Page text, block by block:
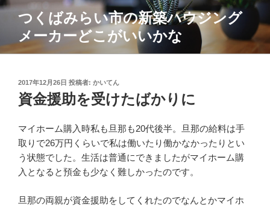
コ
つくばみらい市の新築ハウジング
メーカーどこがいいかな
投
稿
日:
2017年12月26日 投稿者: かいてん
資金援助を受けたばかりに
マイホーム購入時私も旦那も20代後半。旦那の給料は手
取りで26万円くらいで私は働いたり働かなかったりとい
う状態でした。生活は普通にできましたがマイホーム購
入となると預金も少なく難しかったのです。
旦那の両親が資金援助をしてくれたのでなんとかマイホ